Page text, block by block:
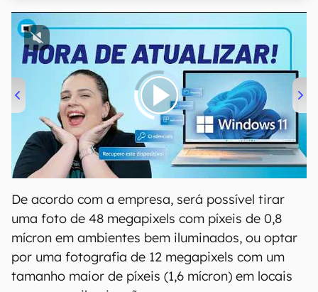
00:00 04:52
De acordo com a empresa, será possível tirar
uma foto de 48 megapixels com píxeis de 0,8
mícron em ambientes bem iluminados, ou optar
por uma fotografia de 12 megapixels com um
tamanho maior de píxeis (1,6 mícron) em locais